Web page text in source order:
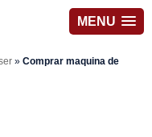
MENU
»Comprar maquina de